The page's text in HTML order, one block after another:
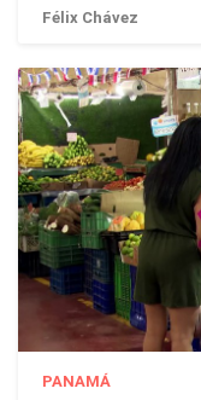
Félix Chávez
PANAMÁ